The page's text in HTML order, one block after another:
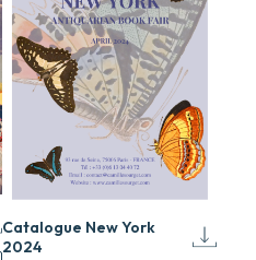
Catalogue New York
2024